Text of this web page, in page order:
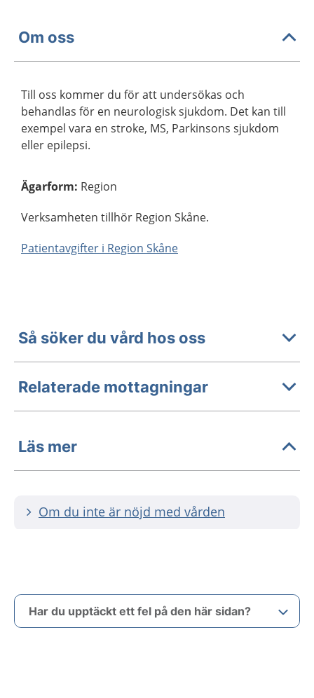
Om oss
Till oss kommer du för att undersökas och
behandlas för en neurologisk sjukdom. Det kan till
exempel vara en stroke, MS, Parkinsons sjukdom
eller epilepsi.
Ägarform: Region
Verksamheten tillhör Region Skåne.
Patientavgifter i Region Skåne
Så söker du vård hos oss
Relaterade mottagningar
Läs mer
Om du inte är nöjd med vården
Har du upptäckt ett fel på den här sidan?